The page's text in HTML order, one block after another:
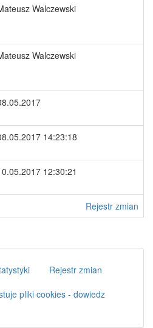
Walczewski
Walczewski
14:23:18
12:30:21
Rejestr zmian
Rejestr zmian
pliki cookies - dowiedz